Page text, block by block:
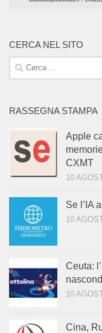
CERCA NEL SITO
Ricerca
per:
RASSEGNA STAMPA
Apple
CXMT
10
Se l’IA
10
Ceuta:
10
Cina,